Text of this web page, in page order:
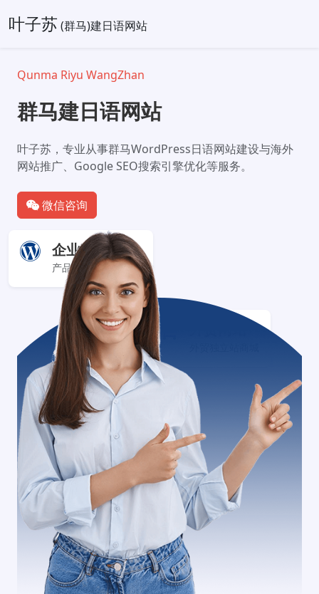
叶子苏 (群马)建日语网站
Qunma Riyu WangZhan
群马建日语网站
叶子苏，专业从事群马WordPress日语网站建设与海外
网站推广、Google SEO搜索引擎优化等服务。
微信咨询
企业官网+
产品服务展示型网站